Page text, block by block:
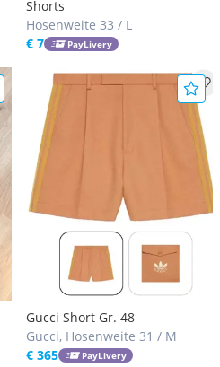
Shorts
Hosenweite 33 / L
€ 7
PayLivery
Gucci Short Gr. 48
Gucci, Hosenweite 31 / M
€ 365
PayLivery